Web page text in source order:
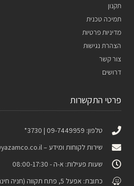
תקנון
תמיכה טכנית
מדיניות פרטיות
הצהרת נגישות
צור קשר
דרושים
פרטי התקשרות
טלפון: 09-7449959 | 3730*
שירות לקוחות ומידע –
שעות פעילות: א-ה - 08:00-17:30
כתובת: אפעל 5, פתח תקווה (חניה חינם ללקוחות)